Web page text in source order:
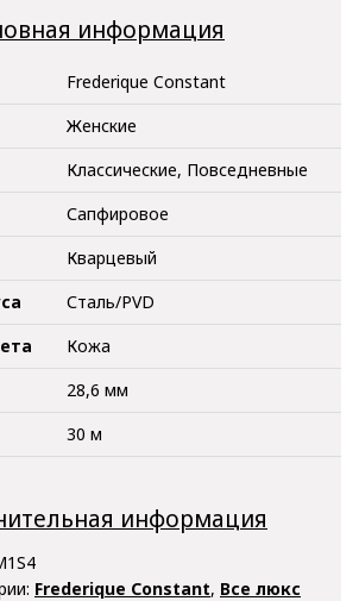
информация
Frederique Constant
Женские
Классические, Повседневные
Сапфировое
Кварцевый
Сталь/PVD
Кожа
28,6 мм
30 м
информация
Frederique Constant, Все люкс